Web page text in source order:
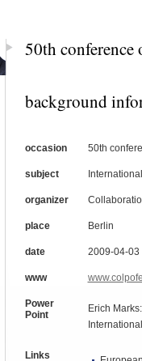
50th conference
background
occasion 50th
subject
organizer
place Berlin
date 2009-04-03
www
Power
Point
Erich Marks:
Links